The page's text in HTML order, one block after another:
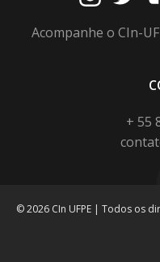
Acompanhe o CIn-
+ 55
© 2026 CIn UFPE | Todos os